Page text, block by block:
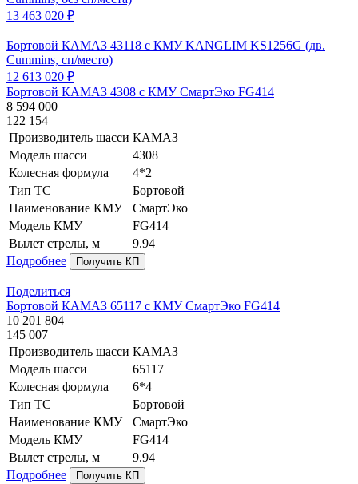
13 463 020 ₽
Бортовой КАМАЗ 43118 с КМУ KANGLIM KS1256G (дв.
Cummins, сп/место)
12 613 020 ₽
Бортовой КАМАЗ 4308 с КМУ СмартЭко FG414
8 594 000
122 154
Производитель шасси КАМАЗ
Модель шасси
4308
Колесная формула
4*2
Тип ТС
Бортовой
Наименование КМУ
СмартЭко
Модель КМУ
FG414
Вылет стрелы, м
9.94
Подробнее
Получить КП
Поделиться
Бортовой КАМАЗ 65117 с КМУ СмартЭко FG414
10 201 804
145 007
Производитель шасси КАМАЗ
Модель шасси
65117
Колесная формула
6*4
Тип ТС
Бортовой
Наименование КМУ
СмартЭко
Модель КМУ
FG414
Вылет стрелы, м
9.94
Подробнее
Получить КП